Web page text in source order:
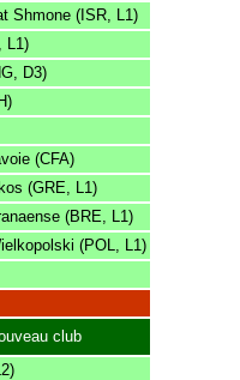
Shmone (ISR, L1)
L1)
D3)
(CFA)
(GRE, L1)
(BRE, L1)
(POL, L1)
club